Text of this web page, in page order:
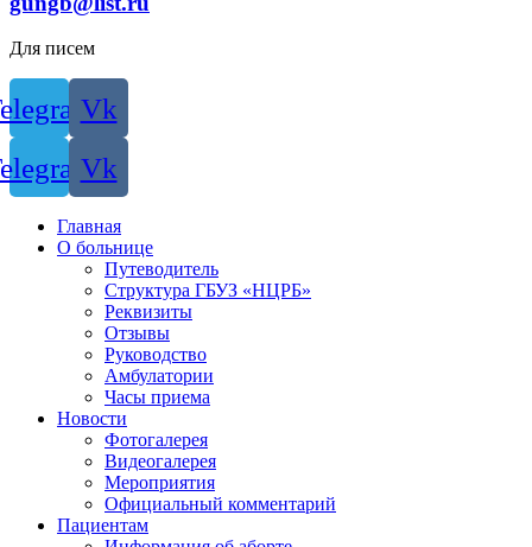
Для писем
Vk
Vk
Главная
О больнице
Путеводитель
Структура ГБУЗ «НЦРБ»
Реквизиты
Отзывы
Руководство
Амбулатории
Часы приема
Новости
Фотогалерея
Видеогалерея
Мероприятия
Официальный комментарий
Пациентам